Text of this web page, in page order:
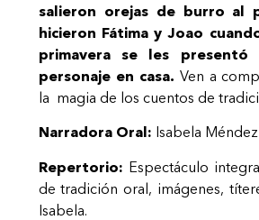
salieron orejas de burro al
hicieron Fátima y Joao
primavera se les presentó
personaje en casa. Ven a
la magia de los cuentos de
Narradora Oral: Isabela
Repertorio: Espectáculo
de tradición oral, imágenes,
Isabela.